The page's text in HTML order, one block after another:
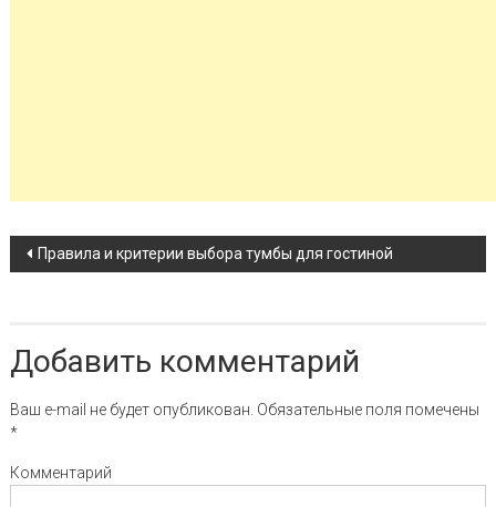
Навигация по записи
Правила и критерии выбора тумбы для гостиной
Добавить комментарий
Ваш e-mail не будет опубликован. Обязательные поля помечены
*
Комментарий